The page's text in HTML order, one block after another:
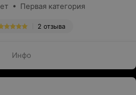
• Первая категория
2 отзыва
Инфо